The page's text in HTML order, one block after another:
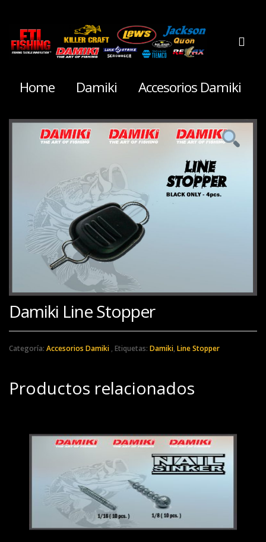
Home Damiki Accesorios Damiki
Damiki Line Stopper
Categoría: Accesorios Damiki Etiquetas: Damiki,Line Stopper
Productos relacionados